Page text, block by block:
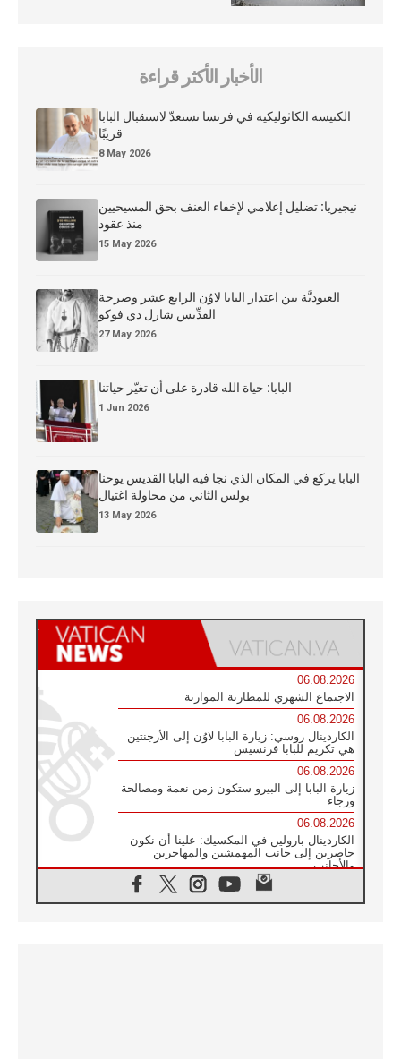
الأخبار الأكثر قراءة
الكنيسة الكاثوليكية في فرنسا تستعدّ لاستقبال البابا
قريبًا
8 May 2026
نيجيريا: تضليل إعلامي لإخفاء العنف بحق المسيحيين
منذ عقود
15 May 2026
العبوديَّة بين اعتذار البابا لاوُن الرابع عشر وصرخة
القدِّيس شارل دي فوكو
27 May 2026
البابا: حياة الله قادرة على أن تغيّر حياتنا
1 Jun 2026
البابا يركع في المكان الذي نجا فيه البابا القديس يوحنا
بولس الثاني من محاولة اغتيال
13 May 2026
06.08.2026
الاجتماع الشهري للمطارنة الموارنة
06.08.2026
الكاردينال روسي: زيارة البابا لاوُن إلى الأرجنتين
هي تكريم للبابا فرنسيس
06.08.2026
زيارة البابا إلى البيرو ستكون زمن نعمة ومصالحة
ورجاء
06.08.2026
الكاردينال بارولين في المكسيك: علينا أن نكون
حاضرين إلى جانب المهمشين والمهاجرين
والأجانب
البابا لاوُن الرابع عشر للشباب في أسيزي: